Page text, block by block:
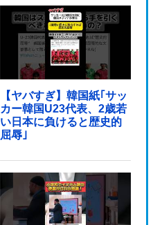
【ヤバすぎ】韓国紙｢サッ
カー韓国U23代表、2歳若
い日本に負けると歴史的
屈辱｣